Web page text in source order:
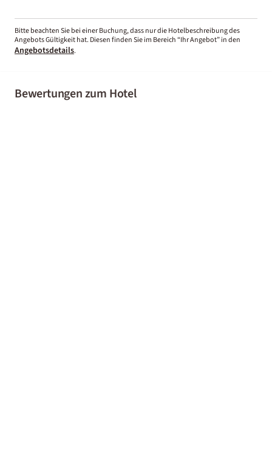
Bitte beachten Sie bei einer Buchung, dass nur die Hotelbeschreibung des
Angebots Gültigkeit hat. Diesen finden Sie im Bereich “Ihr Angebot” in den
Angebotsdetails.
Bewertungen zum Hotel